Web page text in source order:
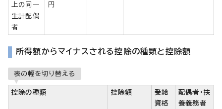
上の同一
生計配偶
者
円
所得額からマイナスされる控除の種類と控除額
表の幅を切り替える
控除の種類 控除額
受給
資格
配偶者・扶
養義務者